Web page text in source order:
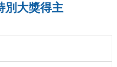
別大獎得主